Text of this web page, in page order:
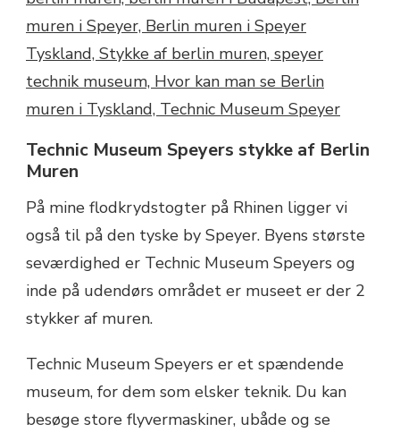
Technic Museum Speyers stykke af Berlin
Muren
På mine flodkrydstogter på Rhinen ligger vi
også til på den tyske by Speyer. Byens største
seværdighed er Technic Museum Speyers og
inde på udendørs området er museet er der 2
stykker af muren.
Technic Museum Speyers er et spændende
museum, for dem som elsker teknik. Du kan
besøge store flyvermaskiner, ubåde og se